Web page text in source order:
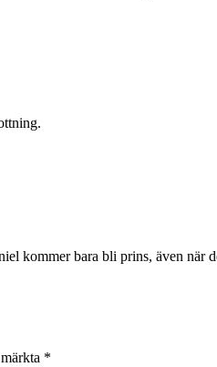
kommer bara bli prins, även när
*